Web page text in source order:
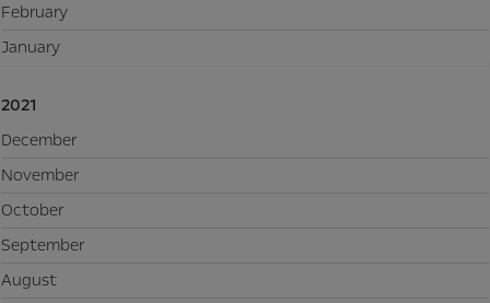
February
January
2021
December
November
October
September
August